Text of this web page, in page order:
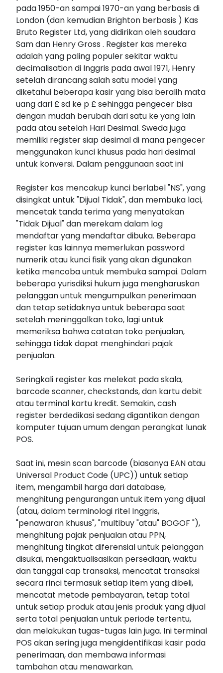
pada 1950-an sampai 1970-an yang berbasis di
London (dan kemudian Brighton berbasis ) Kas
Bruto Register Ltd, yang didirikan oleh saudara
Sam dan Henry Gross . Register kas mereka
adalah yang paling populer sekitar waktu
decimalisation di Inggris pada awal 1971, Henry
setelah dirancang salah satu model yang
diketahui beberapa kasir yang bisa beralih mata
uang dari £ sd ke p £ sehingga pengecer bisa
dengan mudah berubah dari satu ke yang lain
pada atau setelah Hari Desimal. Sweda juga
memiliki register siap desimal di mana pengecer
menggunakan kunci khusus pada hari desimal
untuk konversi. Dalam penggunaan saat ini
Register kas mencakup kunci berlabel "NS", yang
disingkat untuk "Dijual Tidak", dan membuka laci,
mencetak tanda terima yang menyatakan
"Tidak Dijual" dan merekam dalam log
mendaftar yang mendaftar dibuka. Beberapa
register kas lainnya memerlukan password
numerik atau kunci fisik yang akan digunakan
ketika mencoba untuk membuka sampai. Dalam
beberapa yurisdiksi hukum juga mengharuskan
pelanggan untuk mengumpulkan penerimaan
dan tetap setidaknya untuk beberapa saat
setelah meninggalkan toko, lagi untuk
memeriksa bahwa catatan toko penjualan,
sehingga tidak dapat menghindari pajak
penjualan.
Seringkali register kas melekat pada skala,
barcode scanner, checkstands, dan kartu debit
atau terminal kartu kredit. Semakin, cash
register berdedikasi sedang digantikan dengan
komputer tujuan umum dengan perangkat lunak
POS.
Saat ini, mesin scan barcode (biasanya EAN atau
Universal Product Code (UPC)) untuk setiap
item, mengambil harga dari database,
menghitung pengurangan untuk item yang dijual
(atau, dalam terminologi ritel Inggris,
"penawaran khusus", "multibuy "atau" BOGOF "),
menghitung pajak penjualan atau PPN,
menghitung tingkat diferensial untuk pelanggan
disukai, mengaktualisasikan persediaan, waktu
dan tanggal cap transaksi, mencatat transaksi
secara rinci termasuk setiap item yang dibeli,
mencatat metode pembayaran, tetap total
untuk setiap produk atau jenis produk yang dijual
serta total penjualan untuk periode tertentu,
dan melakukan tugas-tugas lain juga. Ini terminal
POS akan sering juga mengidentifikasi kasir pada
penerimaan, dan membawa informasi
tambahan atau menawarkan.